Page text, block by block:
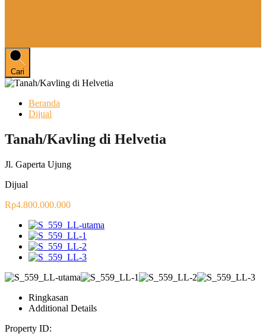
Cari
Beranda
Dijual
Tanah/Kavling di Helvetia
Jl. Gaperta Ujung
Dijual
Rp4.800.000.000
Ringkasan
Additional Details
Property ID: